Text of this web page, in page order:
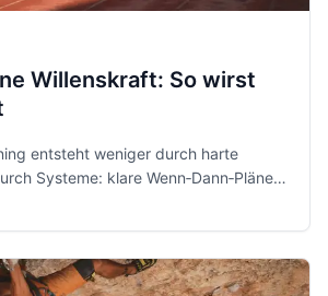
Willenskraft: So wirst
entsteht weniger durch harte
Systeme: klare Wenn‑Dann‑Pläne,